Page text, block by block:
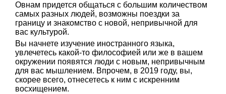
Овнам придется общаться с большим количеством
самых разных людей, возможны поездки за
границу и знакомство с новой, непривычной для
вас культурой.
Вы начнете изучение иностранного языка,
увлечетесь какой-то философией или же в вашем
окружении появятся люди с новым, непривычным
для вас мышлением. Впрочем, в 2019 году, вы,
скорее всего, отнесетесь к ним с искренним
восхищением.